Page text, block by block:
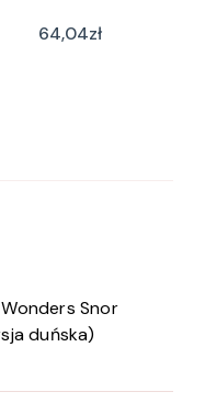
64,04zł
Snor
duńska)